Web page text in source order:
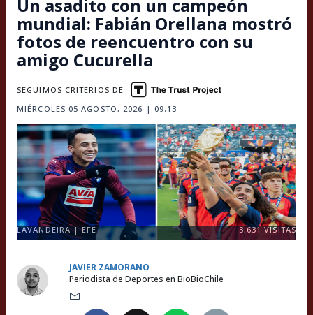
Un asadito con un campeón
mundial: Fabián Orellana mostró
fotos de reencuentro con su
amigo Cucurella
MIÉRCOLES 05 AGOSTO, 2026 | 09:13
SEGUIMOS CRITERIOS DE
LAVANDEIRA | EFE 3,631VISITAS
JAVIER ZAMORANO
Periodista de Deportes en BioBioChile